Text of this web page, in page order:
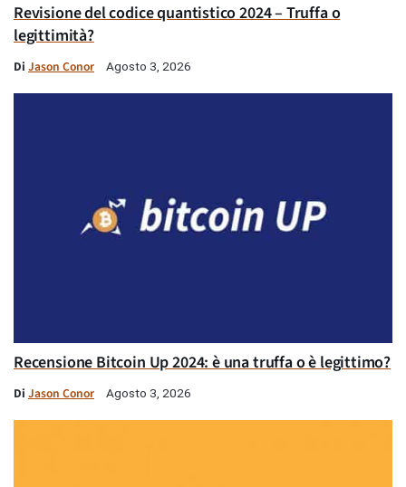
Revisione del codice quantistico 2024 – Truffa o
legittimità?
Di Jason Conor Agosto 3, 2026
Recensione Bitcoin Up 2024: è una truffa o è legittimo?
Di Jason Conor Agosto 3, 2026